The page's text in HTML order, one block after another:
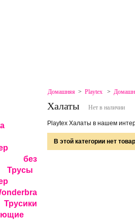
без
Трусы
Трусики
Домашняя > Playtex >
Халаты Нет в наличии
Playtex Халаты в нашем
В этой категории нет